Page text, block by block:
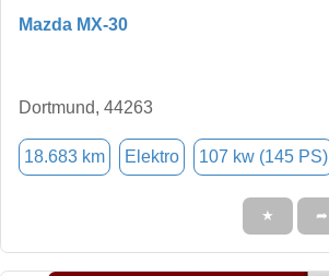
Mazda MX-30
Dortmund, 44263
18.683 km Elektro 107 kw (145 PS)
★ ➦